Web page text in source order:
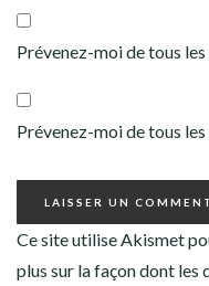
Prévenez-moi de tous
Prévenez-moi de tous
Ce site utilise Akismet
plus sur la façon dont les